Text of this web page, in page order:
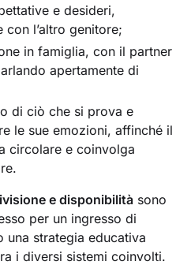
e desideri,
l’altro genitore;
in famiglia, con il partner
apertamente di
di ciò che si prova e
le sue emozioni, affinché il
circolare e coinvolga
e disponibilità sono
per un ingresso di
una strategia educativa
i diversi sistemi coinvolti.